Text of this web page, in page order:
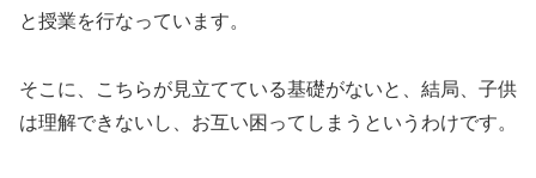
と授業を行なっています。
そこに、こちらが見立てている基礎がないと、結局、子供
は理解できないし、お互い困ってしまうというわけです。